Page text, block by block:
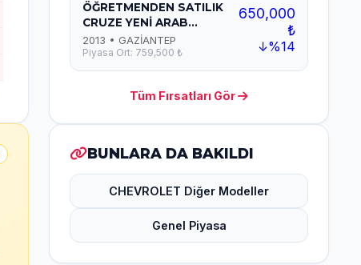
ÖĞRETMENDEN SATILIK
CRUZE YENİ ARAB...
2013 • GAZİANTEP
Piyasa Ort: 759,500 ₺
650,000
₺
↓%14
Tüm Fırsatları Gör
BUNLARA DA BAKILDI
CHEVROLET Diğer Modeller
Genel Piyasa